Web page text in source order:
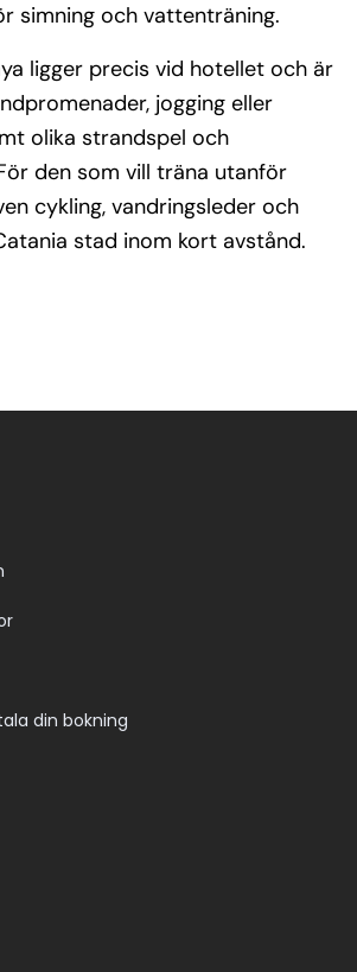
simning och vattenträning.
ligger precis vid hotellet och är
jogging eller
olika strandspel och
den som vill träna utanför
cykling, vandringsleder och
stad inom kort avstånd.
din bokning